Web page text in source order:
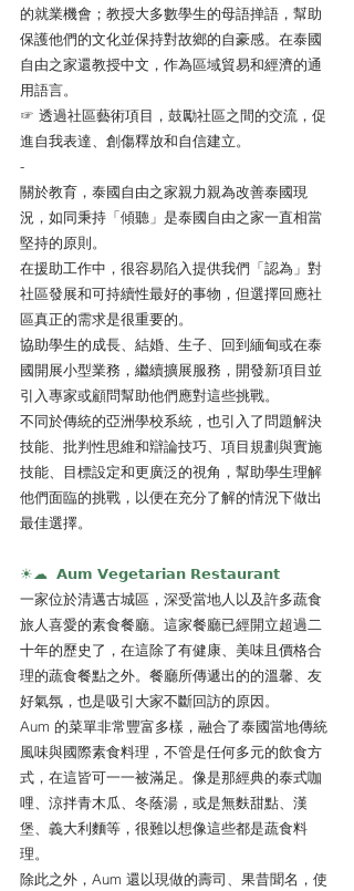
的就業機會；教授大多數學生的母語掸語，幫助
保護他們的文化並保持對故鄉的自豪感。在泰國
自由之家還教授中文，作為區域貿易和經濟的通
用語言。
☞ 透過社區藝術項目，鼓勵社區之間的交流，促
進自我表達、創傷釋放和自信建立。
-
關於教育，泰國自由之家親力親為改善泰國現
況，如同秉持「傾聽」是泰國自由之家一直相當
堅持的原則。
在援助工作中，很容易陷入提供我們「認為」對
社區發展和可持續性最好的事物，但選擇回應社
區真正的需求是很重要的。
協助學生的成長、結婚、生子、回到緬甸或在泰
國開展小型業務，繼續擴展服務，開發新項目並
引入專家或顧問幫助他們應對這些挑戰。
不同於傳統的亞洲學校系統，也引入了問題解決
技能、批判性思維和辯論技巧、項目規劃與實施
技能、目標設定和更廣泛的視角，幫助學生理解
他們面臨的挑戰，以便在充分了解的情況下做出
最佳選擇。
☀︎☁︎  𝗔𝘂𝗺 𝗩𝗲𝗴𝗲𝘁𝗮𝗿𝗶𝗮𝗻 𝗥𝗲𝘀𝘁𝗮𝘂𝗿𝗮𝗻𝘁
一家位於清邁古城區，深受當地人以及許多蔬食
旅人喜愛的素食餐廳。這家餐廳已經開立超過二
十年的歷史了，在這除了有健康、美味且價格合
理的蔬食餐點之外。餐廳所傳遞出的的溫馨、友
好氣氛，也是吸引大家不斷回訪的原因。
Aum 的菜單非常豐富多樣，融合了泰國當地傳統
風味與國際素食料理，不管是任何多元的飲食方
式，在這皆可一一被滿足。像是那經典的泰式咖
哩、涼拌青木瓜、冬蔭湯，或是無麩甜點、漢
堡、義大利麵等，很難以想像這些都是蔬食料
理。
除此之外，Aum 還以現做的壽司、果昔聞名，使